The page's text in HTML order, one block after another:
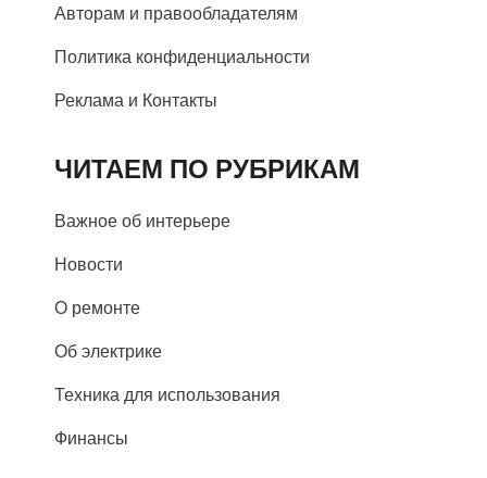
Авторам и правообладателям
Политика конфиденциальности
Реклама и Контакты
ЧИТАЕМ ПО РУБРИКАМ
Важное об интерьере
Новости
О ремонте
Об электрике
Техника для использования
Финансы